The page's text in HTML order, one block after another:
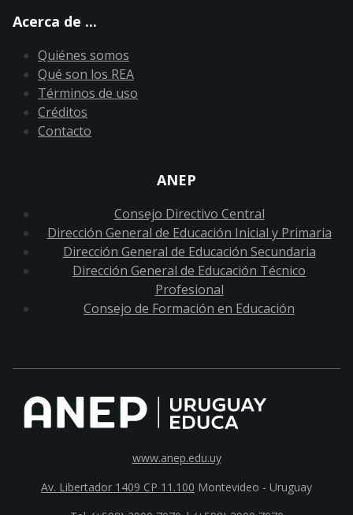
Acerca de ...
Quiénes somos
Qué son los REA
Términos de uso
Créditos
Contacto
ANEP
Consejo Directivo Central
Dirección General de Educación Inicial y Primaria
Dirección General de Educación Secundaria
Dirección General de Educación Técnico
Profesional
Consejo de Formación en Educación
www.anep.edu.uy
Av. Libertador 1409 CP 11.100 Montevideo - Uruguay